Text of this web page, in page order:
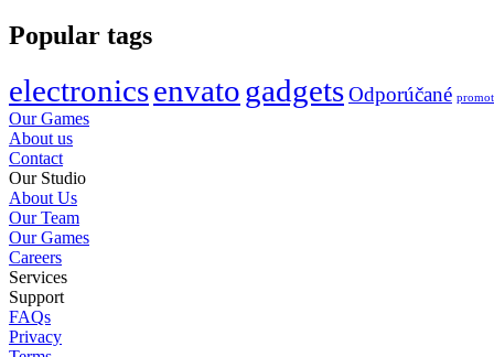
Popular tags
electronicsenvatogadgetsOdporúčané
Our Games
About us
Contact
Our Studio
About Us
Our Team
Our Games
Careers
Services
Support
FAQs
Privacy